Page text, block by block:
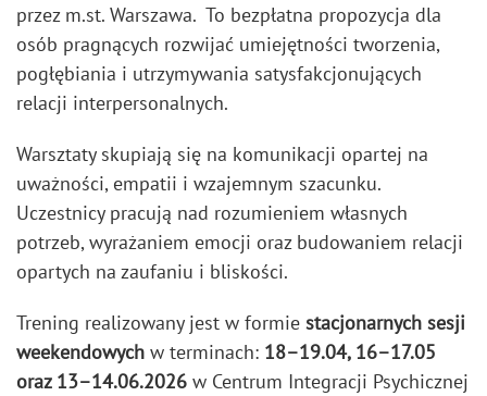
przez m.st. Warszawa. To bezpłatna propozycja dla
osób pragnących rozwijać umiejętności tworzenia,
pogłębiania i utrzymywania satysfakcjonujących
relacji interpersonalnych.
Warsztaty skupiają się na komunikacji opartej na
uważności, empatii i wzajemnym szacunku.
Uczestnicy pracują nad rozumieniem własnych
potrzeb, wyrażaniem emocji oraz budowaniem relacji
opartych na zaufaniu i bliskości.
Trening realizowany jest w formie stacjonarnych sesji
weekendowych w terminach: 18–19.04, 16–17.05
oraz 13–14.06.2026 w Centrum Integracji Psychicznej